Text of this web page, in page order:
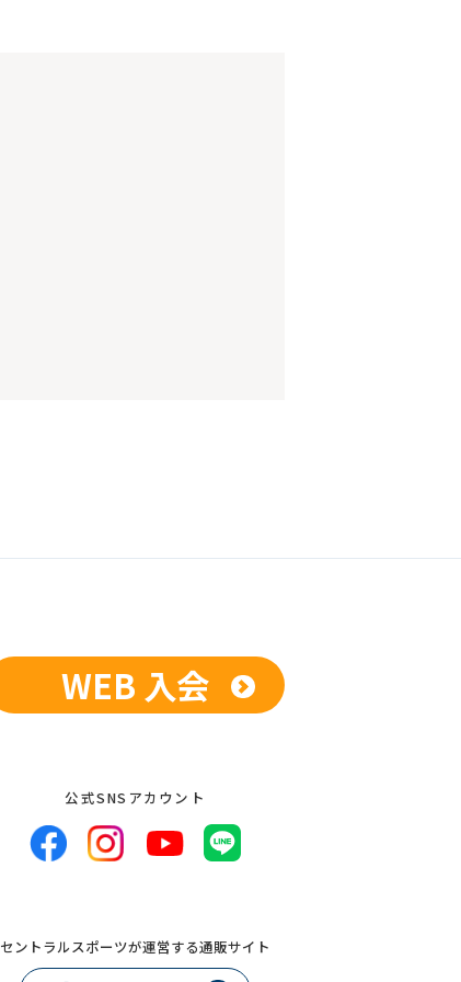
WEB 入会
公式SNSアカウント
セントラルスポーツが運営する通販サイト